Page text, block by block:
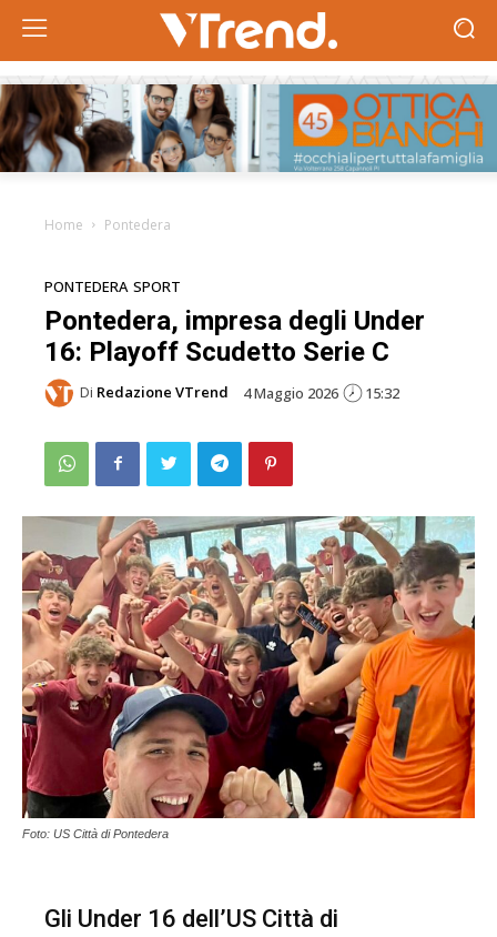
Home Pontedera
PONTEDERA SPORT
Pontedera, impresa degli Under
16: Playoff Scudetto Serie C
Di Redazione VTrend 4 Maggio 2026 15:32
Foto: US Città di Pontedera
Gli Under 16 dell’US Città di